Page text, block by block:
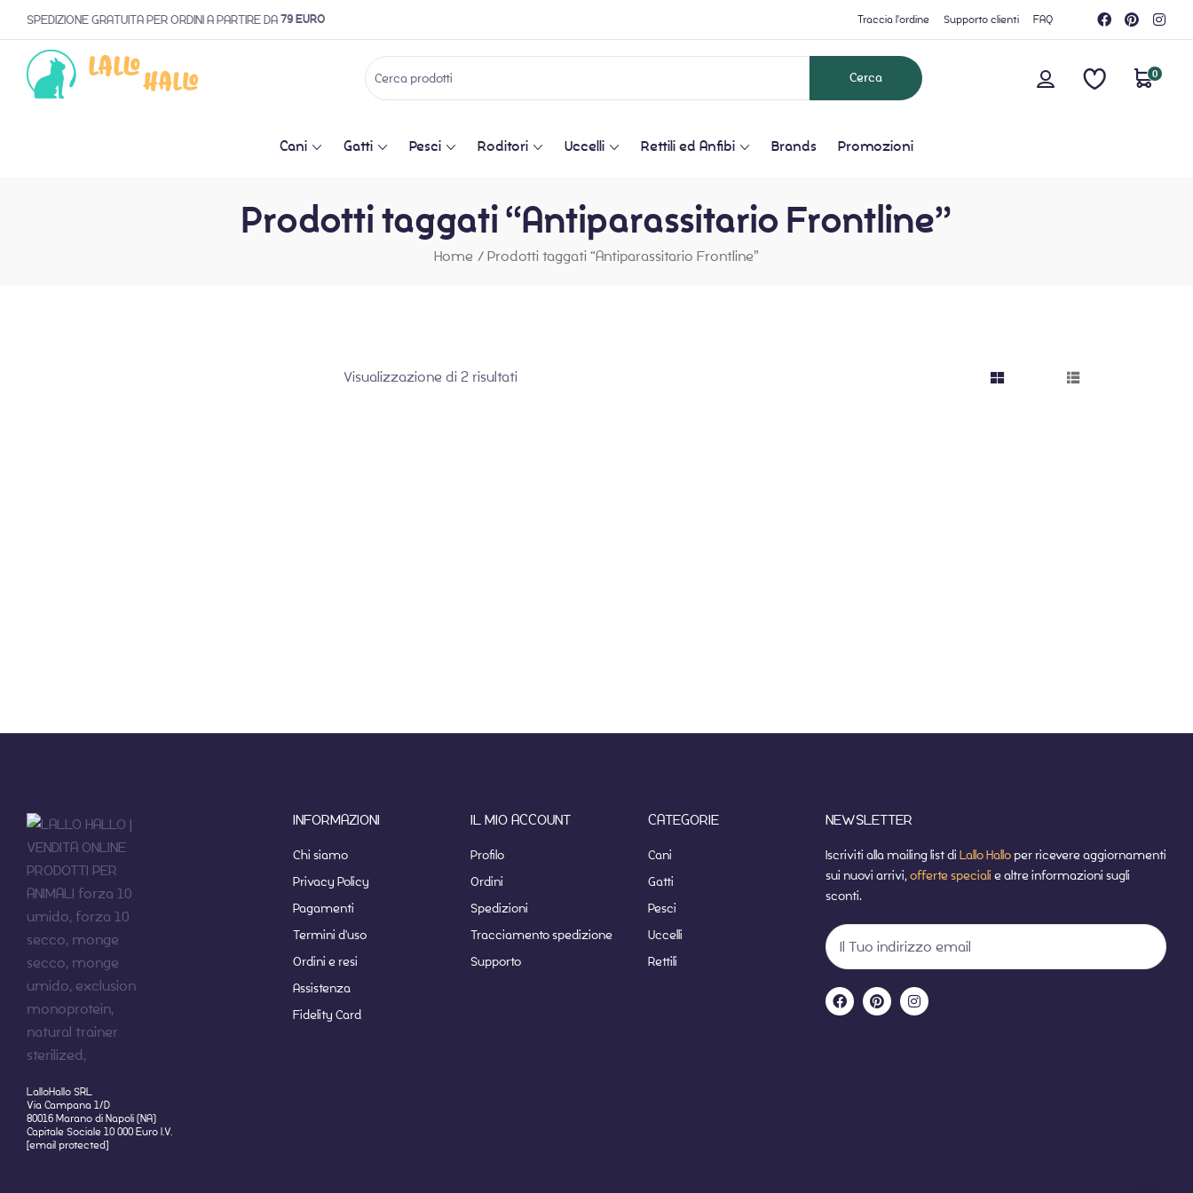
SPEDIZIONE GRATUITA PER ORDINI A PARTIRE DA79 EURO Traccia l'ordine Supporto clienti FAQ
0
Cani Gatti Pesci Roditori Uccelli Rettili ed Anfibi Brands Promozioni
Prodotti taggati “Antiparassitario Frontline”
Home / Prodotti taggati “Antiparassitario Frontline”
Visualizzazione di 2 risultati list button
LalloHallo SRL
Via Campana 1/D
80016 Marano di Napoli (NA)
Capitale Sociale 10 000 Euro I.V.
[email protected]
INFORMAZIONI
Chi siamo
Privacy Policy
Pagamenti
Termini d'uso
Ordini e resi
Assistenza
Fidelity Card
IL MIO ACCOUNT
Profilo
Ordini
Spedizioni
Tracciamento spedizione
Supporto
CATEGORIE
Cani
Gatti
Pesci
Uccelli
Rettili
NEWSLETTER
Iscriviti alla mailing list di Lallo Halloper ricevere aggiornamenti
sui nuovi arrivi,offerte speciali e altre informazioni sugli
sconti.